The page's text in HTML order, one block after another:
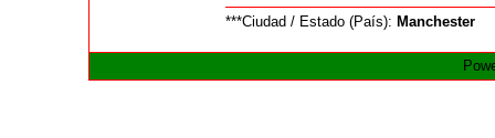
***Ciudad / Estado (País): Manchester